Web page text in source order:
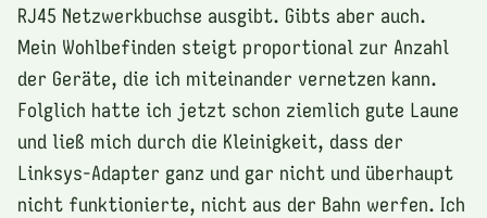
RJ45 Netzwerkbuchse ausgibt. Gibts aber auch.
Mein Wohlbefinden steigt proportional zur Anzahl
der Geräte, die ich miteinander vernetzen kann.
Folglich hatte ich jetzt schon ziemlich gute Laune
und ließ mich durch die Kleinigkeit, dass der
Linksys-Adapter ganz und gar nicht und überhaupt
nicht funktionierte, nicht aus der Bahn werfen. Ich